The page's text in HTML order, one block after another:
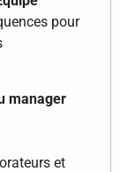
pour
manager
et